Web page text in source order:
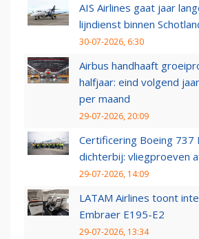
AIS Airlines gaat jaar
lijndienst binnen
30-07-2026, 6:30
Airbus handhaaft
halfjaar: eind volgend
per maand
29-07-2026, 20:09
Certificering Boeing 737
dichterbij: vliegproeven
29-07-2026, 14:09
LATAM Airlines toont
Embraer E195-E2
29-07-2026, 13:34